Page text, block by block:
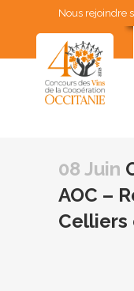
Nous rejoindre
08 Juin
AOC –
Celliers